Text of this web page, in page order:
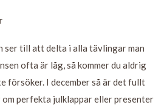
ser till att delta i alla tävlingar man
ofta är låg, så kommer du aldrig
försöker. I december så är det fullt
perfekta julklappar eller presenter